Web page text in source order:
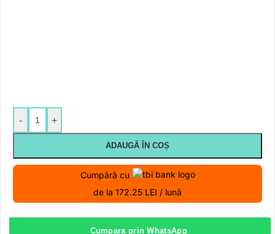
- +
ADAUGĂ ÎN COȘ
Cumpără cu
de la 172.25 LEI / lună
Cumpara prin WhatsApp